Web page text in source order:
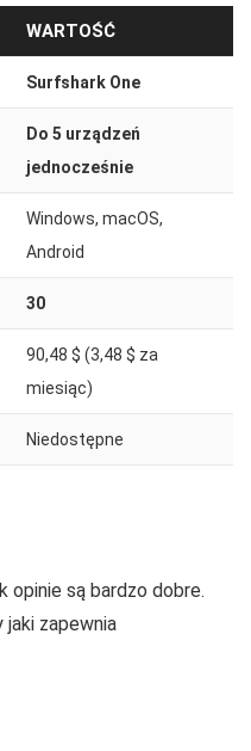
WARTOŚĆ
Surfshark One
Do 5 urządzeń
jednocześnie
Windows, macOS,
Android
30
90,48 $ (3,48 $ za
miesiąc)
Niedostępne
opinie są bardzo dobre.
jaki zapewnia